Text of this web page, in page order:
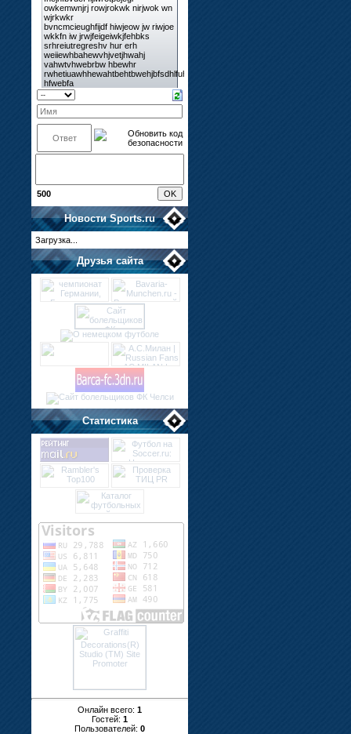
500
НовостиSports.ru
Загрузка...
Друзья сайта
Статистика
Онлайн всего: 1
Гостей: 1
Пользователей: 0